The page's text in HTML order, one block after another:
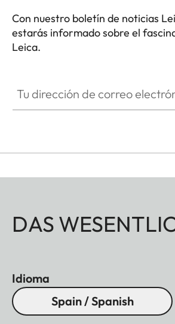
de montaje para correa,
7, CL, Q2, Q3 y todos los
Con nuestro boletín de noticias
estarás informado sobre el
Leica.
DAS
Idioma
Spain / Spanish